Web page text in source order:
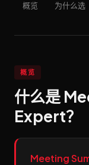
概览 为什么选
概览
什么是
Expert？
Meeting